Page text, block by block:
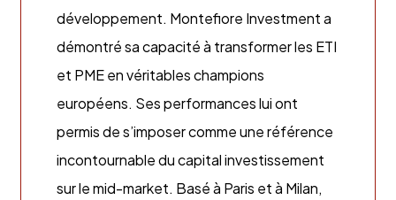
développement. Montefiore Investment a
démontré sa capacité à transformer les ETI
et PME en véritables champions
européens. Ses performances lui ont
permis de s’imposer comme une référence
incontournable du capital investissement
sur le mid-market. Basé à Paris et à Milan,